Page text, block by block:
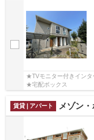
★TVモニター付きイン
★宅配ボックス
賃貸 | アパート メゾン